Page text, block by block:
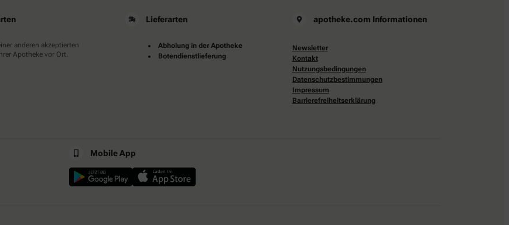
anderen akzeptierten
Apotheke vor Ort.
Lieferarten
Abholung in der Apotheke
Botendienstlieferung
apotheke.com Informationen
Newsletter
Kontakt
Nutzungsbedingungen
Datenschutzbestimmungen
Impressum
Barrierefreiheitserklärung
Mobile App